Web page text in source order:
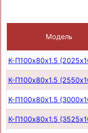
Модель
К-П100х80х1.5
К-П100х80х1.5
К-П100х80х1.5
К-П100х80х1.5